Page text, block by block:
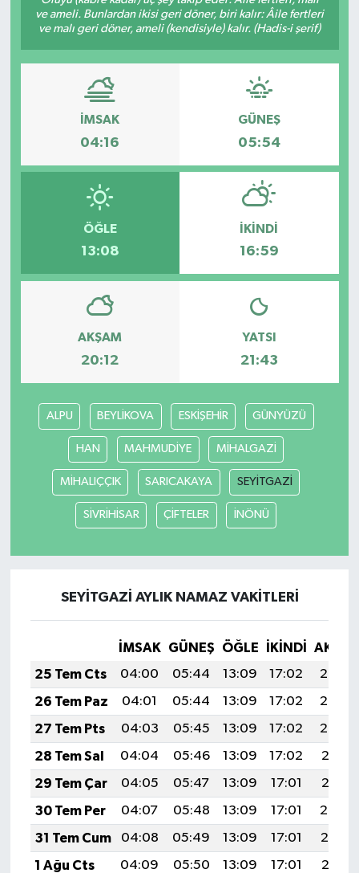
ve ameli. Bunlardan ikisi geri döner, biri kalır: Âile fertleri
ve malı geri döner, ameli (kendisiyle) kalır. (Hadis-i şerif)
İMSAK
04:16
GÜNEŞ
05:54
ÖĞLE
13:08
İKINDI
16:59
AKŞAM
20:12
YATSI
21:43
ALPU BEYLİKOVA ESKİŞEHİR GÜNYÜZÜ
HAN MAHMUDİYE MİHALGAZİ
MİHALIÇÇIK SARICAKAYA SEYİTGAZİ
SİVRİHİSAR ÇİFTELER İNÖNÜ
SEYİTGAZİ AYLIK NAMAZ VAKITLERI
İMSAK GÜNEŞ ÖĞLE İKINDI
25 Tem Cts
04:00 05:44 13:09 17:02
20:24
26 Tem Paz
04:01 05:44 13:09 17:02
20:23
27 Tem Pts
04:03 05:45 13:09 17:02
20:22
28 Tem Sal
04:04 05:46 13:09 17:02
20:21
29 Tem Çar
04:05 05:47 13:09 17:01
20:21
30 Tem Per
04:07 05:48 13:09 17:01
20:20
31 Tem Cum
04:08 05:49 13:09 17:01
20:19
1 Ağu Cts
04:09 05:50 13:09 17:01
20:18
SAĞLIK
BÖLGE
KEŞFET
POPÜLER
DÜNYA
TREND
MEDYA
OTOMOTİV
YAŞAM
KÜLTÜR SANAT